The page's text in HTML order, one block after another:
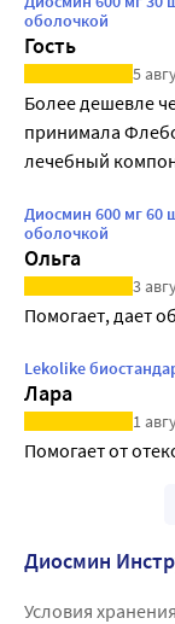
оболочкой
Гость
5
Более дешевле
принимала
лечебный
Диосмин 600 мг 60
оболочкой
Ольга
3
Помогает, дает
Lekolike
Лара
1
Помогает от
Диосмин
Условия